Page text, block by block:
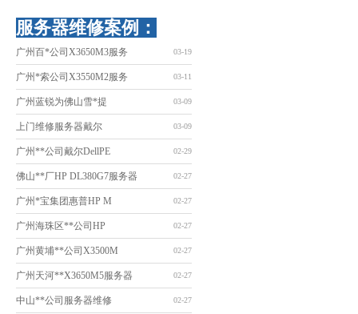
服务器维修案例：
广州百*公司X3650M3服务 03-19
广州*索公司X3550M2服务 03-11
广州蓝锐为佛山雪*提 03-09
上门维修服务器戴尔 03-09
广州**公司戴尔DellPE 02-29
佛山**厂HP DL380G7服务器 02-27
广州*宝集团惠普HP M 02-27
广州海珠区**公司HP 02-27
广州黄埔**公司X3500M 02-27
广州天河**X3650M5服务器 02-27
中山**公司服务器维修 02-27